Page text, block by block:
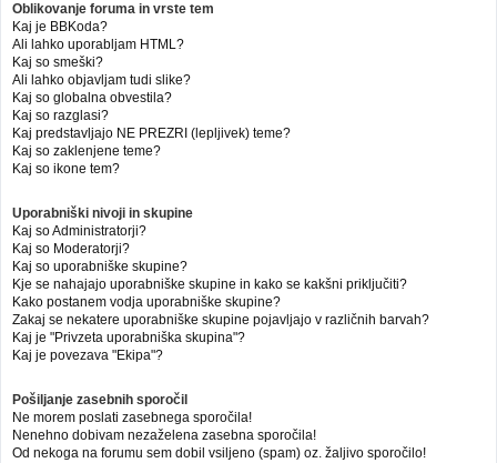
Oblikovanje foruma in vrste tem
Kaj je BBKoda?
Ali lahko uporabljam HTML?
Kaj so smeški?
Ali lahko objavljam tudi slike?
Kaj so globalna obvestila?
Kaj so razglasi?
Kaj predstavljajo NE PREZRI (lepljivek) teme?
Kaj so zaklenjene teme?
Kaj so ikone tem?
Uporabniški nivoji in skupine
Kaj so Administratorji?
Kaj so Moderatorji?
Kaj so uporabniške skupine?
Kje se nahajajo uporabniške skupine in kako se kakšni priključiti?
Kako postanem vodja uporabniške skupine?
Zakaj se nekatere uporabniške skupine pojavljajo v različnih barvah?
Kaj je "Privzeta uporabniška skupina"?
Kaj je povezava "Ekipa"?
Pošiljanje zasebnih sporočil
Ne morem poslati zasebnega sporočila!
Nenehno dobivam nezaželena zasebna sporočila!
Od nekoga na forumu sem dobil vsiljeno (spam) oz. žaljivo sporočilo!